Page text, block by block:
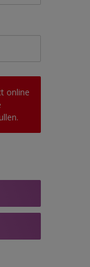
online